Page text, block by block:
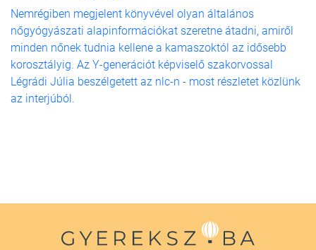
Nemrégiben megjelent könyvével olyan általános
nőgyógyászati alapinformációkat szeretne átadni, amiről
minden nőnek tudnia kellene a kamaszoktól az idősebb
korosztályig. Az Y-generációt képviselő szakorvossal
Légrádi Júlia beszélgetett az nlc-n - most részletet közlünk
az interjúból.